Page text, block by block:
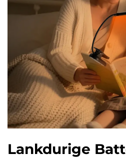
Lankdurige